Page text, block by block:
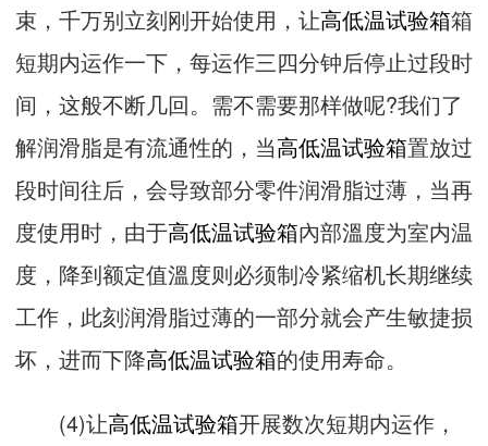
束，千万别立刻刚开始使用，让高低温试验箱箱
短期内运作一下，每运作三四分钟后停止过段时
间，这般不断几回。需不需要那样做呢?我们了
解润滑脂是有流通性的，当高低温试验箱置放过
段时间往后，会导致部分零件润滑脂过薄，当再
度使用时，由于高低温试验箱內部溫度为室内温
度，降到额定值溫度则必须制冷紧缩机长期继续
工作，此刻润滑脂过薄的一部分就会产生敏捷损
坏，进而下降高低温试验箱的使用寿命。
(4)让高低温试验箱开展数次短期内运作，